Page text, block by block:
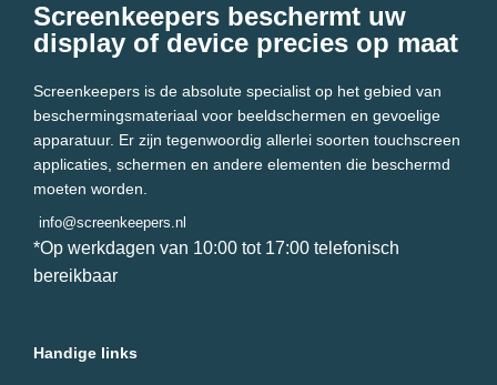
Screenkeepers beschermt uw
display of device precies op maat
Screenkeepers is de absolute specialist op het gebied van
beschermingsmateriaal voor beeldschermen en gevoelige
apparatuur. Er zijn tegenwoordig allerlei soorten touchscreen
applicaties, schermen en andere elementen die beschermd
moeten worden.
info@screenkeepers.nl
*Op werkdagen van 10:00 tot 17:00 telefonisch
bereikbaar
Handige links